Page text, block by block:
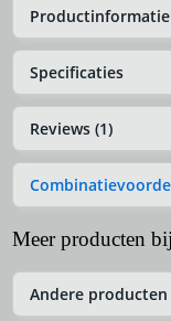
Productinformatie
Specificaties
Reviews (1)
Meer producten
Andere producten